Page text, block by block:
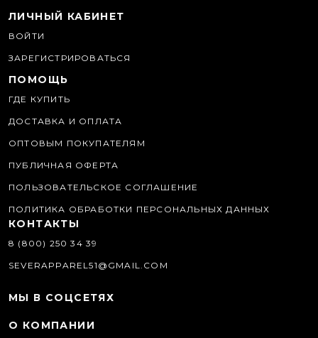
ЛИЧНЫЙ КАБИНЕТ
ВОЙТИ
ЗАРЕГИСТРИРОВАТЬСЯ
ПОМОЩЬ
ГДЕ КУПИТЬ
ДОСТАВКА И ОПЛАТА
ОПТОВЫМ ПОКУПАТЕЛЯМ
ПУБЛИЧНАЯ ОФЕРТА
ПОЛЬЗОВАТЕЛЬСКОЕ СОГЛАШЕНИЕ
ПОЛИТИКА ОБРАБОТКИ ПЕРСОНАЛЬНЫХ ДАННЫХ
КОНТАКТЫ
8 (800) 250 34 39
SEVERAPPAREL51@GMAIL.COM
МЫ В СОЦСЕТЯХ
О КОМПАНИИ